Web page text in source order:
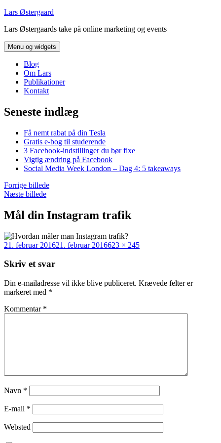
Hop
indhold
Lars Østergaard
Lars Østergaards take på online marketing og events
Menu og widgets
Blog
Om Lars
Publikationer
Kontakt
Seneste indlæg
Få nemt rabat på din Tesla
Gratis e-bog til studerende
3 Facebook-indstillinger du bør fixe
Vigtig ændring på Facebook
Social Media Week London – Dag 4: 5 takeaways
Forrige billede
Næste billede
Mål din Instagram trafik
Udgivet
21. februar 201621. februar 2016Fuld
623 × 245
Skriv et svar
Din e-mailadresse vil ikke blive publiceret. Krævede felter er
markeret med *
Kommentar *
Navn *
E-mail *
Websted